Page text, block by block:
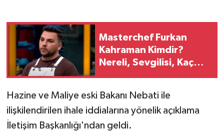
Masterchef Furkan
Kahraman Kimdir?
Nereli, Sevgilisi, Kaç
Hazine ve Maliye eski Bakanı Nebati ile
ilişkilendirilen ihale iddialarına yönelik açıklama
İletişim Başkanlığı'ndan geldi.